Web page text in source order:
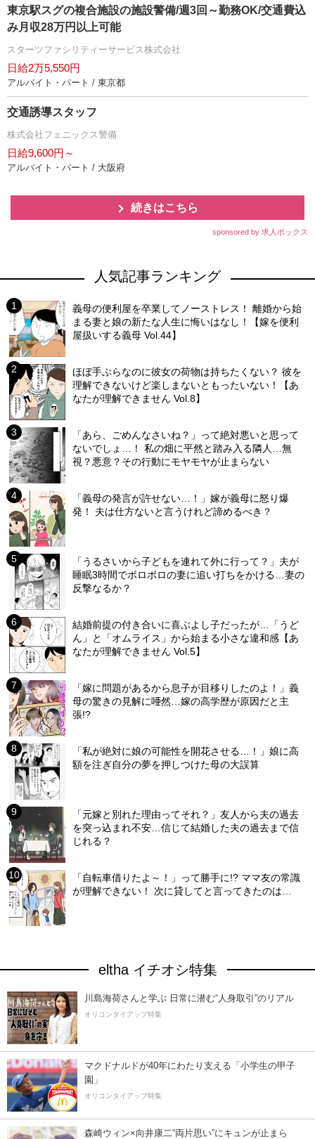
東京駅スグの複合施設の施設警備/週3回～勤務OK/交通費込
み月収28万円以上可能
スターツファシリティーサービス株式会社
日給2万5,550円
アルバイト・パート / 東京都
交通誘導スタッフ
株式会社フェニックス警備
日給9,600円～
アルバイト・パート / 大阪府
続きはこちら
sponsored by 求人ボックス
人気記事ランキング
義母の便利屋を卒業してノーストレス！ 離婚から始
まる妻と娘の新たな人生に悔いはなし！【嫁を便利
屋扱いする義母 Vol.44】
ほぼ手ぶらなのに彼女の荷物は持ちたくない？ 彼を
理解できないけど楽しまないともったいない！【あ
なたが理解できません Vol.8】
「あら、ごめんなさいね？」って絶対悪いと思って
ないでしょ…！ 私の畑に平然と踏み入る隣人…無
視？悪意？その行動にモヤモヤが止まらない
「義母の発言が許せない…！」嫁が義母に怒り爆
発！ 夫は仕方ないと言うけれど諦めるべき？
「うるさいから子どもを連れて外に行って？」夫が
睡眠3時間でボロボロの妻に追い打ちをかける…妻の
反撃なるか？
結婚前提の付き合いに喜ぶよし子だったが…「うど
ん」と「オムライス」から始まる小さな違和感【あ
なたが理解できません Vol.5】
「嫁に問題があるから息子が目移りしたのよ！」義
母の驚きの見解に唖然…嫁の高学歴が原因だと主
張!?
「私が絶対に娘の可能性を開花させる…！」娘に高
額を注ぎ自分の夢を押しつけた母の大誤算
「元嫁と別れた理由ってそれ？」友人から夫の過去
を突っ込まれ不安…信じて結婚した夫の過去まで信
じれる？
「自転車借りたよ～！」って勝手に!? ママ友の常識
が理解できない！ 次に貸してと言ってきたのは…
eltha イチオシ特集
川島海荷さんと学ぶ 日常に潜む“人身取引”のリアル
オリコンタイアップ特集
マクドナルドが40年にわたり支える「小学生の甲子
園」
オリコンタイアップ特集
森崎ウィン×向井康二“両片思い”にキュンが止まら